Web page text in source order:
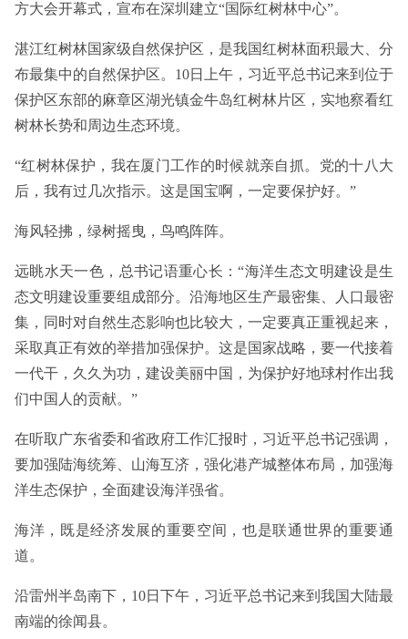
方大会开幕式，宣布在深圳建立“国际红树林中心”。
湛江红树林国家级自然保护区，是我国红树林面积最大、分
布最集中的自然保护区。10日上午，习近平总书记来到位于
保护区东部的麻章区湖光镇金牛岛红树林片区，实地察看红
树林长势和周边生态环境。
“红树林保护，我在厦门工作的时候就亲自抓。党的十八大
后，我有过几次指示。这是国宝啊，一定要保护好。”
海风轻拂，绿树摇曳，鸟鸣阵阵。
远眺水天一色，总书记语重心长：“海洋生态文明建设是生
态文明建设重要组成部分。沿海地区生产最密集、人口最密
集，同时对自然生态影响也比较大，一定要真正重视起来，
采取真正有效的举措加强保护。这是国家战略，要一代接着
一代干，久久为功，建设美丽中国，为保护好地球村作出我
们中国人的贡献。”
在听取广东省委和省政府工作汇报时，习近平总书记强调，
要加强陆海统筹、山海互济，强化港产城整体布局，加强海
洋生态保护，全面建设海洋强省。
海洋，既是经济发展的重要空间，也是联通世界的重要通
道。
沿雷州半岛南下，10日下午，习近平总书记来到我国大陆最
南端的徐闻县。